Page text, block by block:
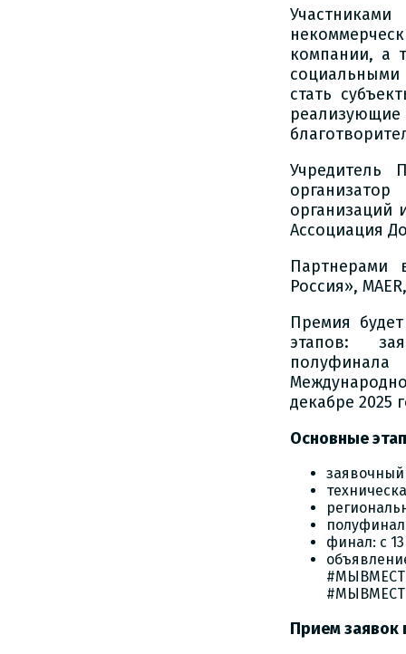
компании, а
социальными
стать
Учредитель
организаций
Ассоциация
Партнерами
Россия»,
Премия
этапов:
декабре 2025
Основные
заявочный
финал: с
Прием заявок